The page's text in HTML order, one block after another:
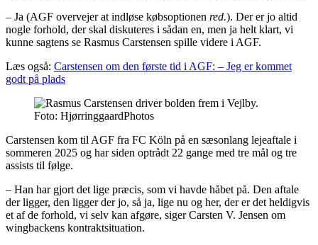
– Ja (AGF overvejer at indløse købsoptionen red.). Der er jo altid
nogle forhold, der skal diskuteres i sådan en, men ja helt klart, vi
kunne sagtens se Rasmus Carstensen spille videre i AGF.
Læs også: Carstensen om den første tid i AGF: – Jeg er kommet
godt på plads
Foto: HjørringgaardPhotos
Carstensen kom til AGF fra FC Köln på en sæsonlang lejeaftale i
sommeren 2025 og har siden optrådt 22 gange med tre mål og tre
assists til følge.
– Han har gjort det lige præcis, som vi havde håbet på. Den aftale
der ligger, den ligger der jo, så ja, lige nu og her, der er det heldigvis
et af de forhold, vi selv kan afgøre, siger Carsten V. Jensen om
wingbackens kontraktsituation.